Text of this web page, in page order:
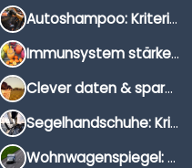
Autoshampoo: Kriterien, Unterschiede & Anwendung
Immunsystem stärken: Hausmittel, Vitamine & Wissenswertes
Clever daten & sparen: So findest du die besten Deals für Dates und Unternehmungen
Segelhandschuhe: Kriterien, Materialien & Tipps
Wohnwagenspiegel: Auswahl, Preise & Montage